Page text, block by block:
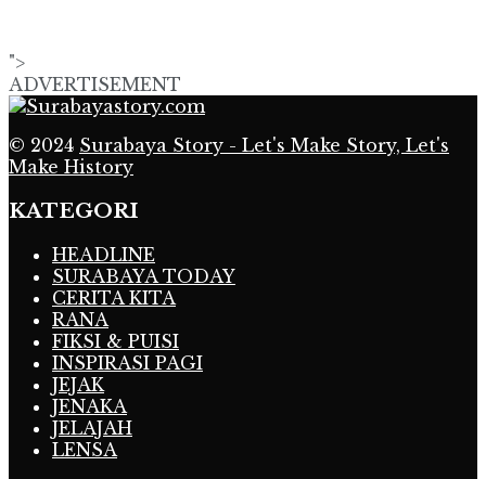
">
ADVERTISEMENT
© 2024 Surabaya Story - Let's Make Story, Let's
Make History
KATEGORI
HEADLINE
SURABAYA TODAY
CERITA KITA
RANA
FIKSI & PUISI
INSPIRASI PAGI
JEJAK
JENAKA
JELAJAH
LENSA